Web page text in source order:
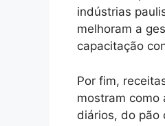
indústrias
melhoram a
capacitação
Por fim,
mostram como
diários, do pão